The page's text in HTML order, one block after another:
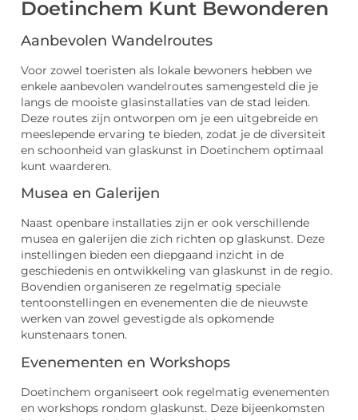
Doetinchem Kunt Bewonderen
Aanbevolen Wandelroutes
Voor zowel toeristen als lokale bewoners hebben we
enkele aanbevolen wandelroutes samengesteld die je
langs de mooiste glasinstallaties van de stad leiden.
Deze routes zijn ontworpen om je een uitgebreide en
meeslepende ervaring te bieden, zodat je de diversiteit
en schoonheid van glaskunst in Doetinchem optimaal
kunt waarderen.
Musea en Galerijen
Naast openbare installaties zijn er ook verschillende
musea en galerijen die zich richten op glaskunst. Deze
instellingen bieden een diepgaand inzicht in de
geschiedenis en ontwikkeling van glaskunst in de regio.
Bovendien organiseren ze regelmatig speciale
tentoonstellingen en evenementen die de nieuwste
werken van zowel gevestigde als opkomende
kunstenaars tonen.
Evenementen en Workshops
Doetinchem organiseert ook regelmatig evenementen
en workshops rondom glaskunst. Deze bijeenkomsten